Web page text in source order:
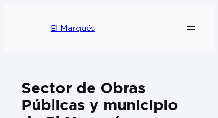
El Marqués
Sector de Obras
Públicas y municipio